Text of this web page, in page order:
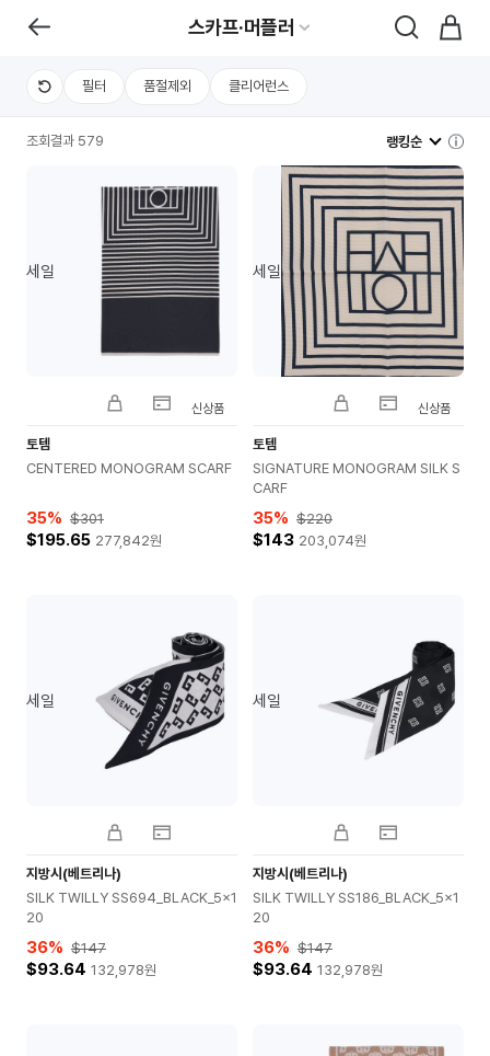
스카프·머플러
필터 품절제외 클리어런스
조회결과 579 랭킹순
세일
토템
CENTERED MONOGRAM SCARF
35% $301
$195.65 277,842원
신상품
세일
토템
SIGNATURE MONOGRAM SILK S
CARF
35% $220
$143 203,074원
신상품
세일
지방시(베트리나)
SILK TWILLY SS694_BLACK_5x1
20
36% $147
$93.64 132,978원
세일
지방시(베트리나)
SILK TWILLY SS186_BLACK_5x1
20
36% $147
$93.64 132,978원